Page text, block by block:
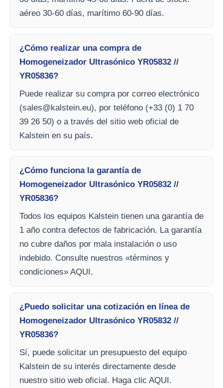
aéreo 30-60 días, marítimo 60-90 días.
¿Cómo realizar una compra de
Homogeneizador Ultrasónico YR05832 //
YR05836?
Puede realizar su compra por correo electrónico
(sales@kalstein.eu), por teléfono (+33 (0) 1 70
39 26 50) o a través del sitio web oficial de
Kalstein en su país.
¿Cómo funciona la garantía de
Homogeneizador Ultrasónico YR05832 //
YR05836?
Todos los equipos Kalstein tienen una garantía de
1 año contra defectos de fabricación. La garantía
no cubre daños por mala instalación o uso
indebido. Consulte nuestros «términos y
condiciones» AQUI.
¿Puedo solicitar una cotización en línea de
Homogeneizador Ultrasónico YR05832 //
YR05836?
Sí, puede solicitar un presupuesto del equipo
Kalstein de su interés directamente desde
nuestro sitio web oficial. Haga clic AQUI.